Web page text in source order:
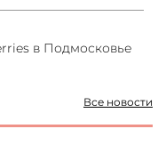
Все новости
в Подмосковье
применение